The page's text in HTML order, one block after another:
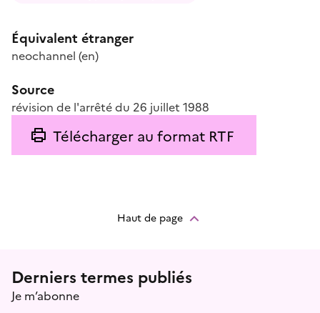
Équivalent étranger
neochannel (en)
Source
révision de l'arrêté du 26 juillet 1988
Télécharger au format RTF
Haut de page
Menu prefooter
Derniers termes publiés
Je m’abonne